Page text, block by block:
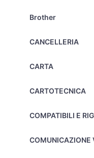
Brother
CANCELLERIA
CARTA
CARTOTECNICA
COMPATIBILI E
COMUNICAZIONE